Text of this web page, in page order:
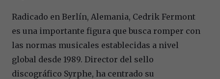
Radicado en Berlín, Alemania, Cedrik Fermont
es una importante figura que busca romper con
las normas musicales establecidas a nivel
global desde 1989. Director del sello
discográfico Syrphe, ha centrado su